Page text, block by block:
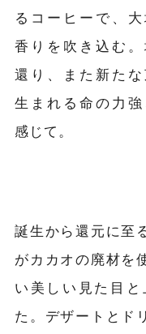
るコーヒーで、大
香りを吹き込む。
還り、また新たな
生まれる命の力強
感じて。
誕生から還元に至
がカカオの廃材を
い美しい見た目
た。デザートとド